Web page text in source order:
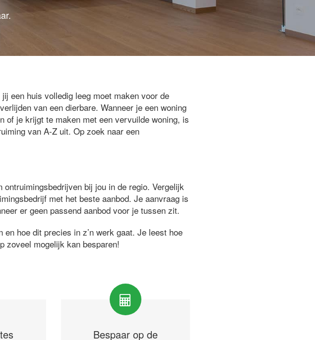
een huis volledig leeg moet maken voor de
van een dierbare. Wanneer je een woning
of je krijgt te maken met een vervuilde woning, is
van A-Z uit. Op zoek naar een
bij jou in de regio. Vergelijk
met het beste aanbod. Je aanvraag is
er geen passend aanbod voor je tussen zit.
hoe dit precies in z’n werk gaat. Je leest hoe
zoveel mogelijk kan besparen!
Bespaar op de